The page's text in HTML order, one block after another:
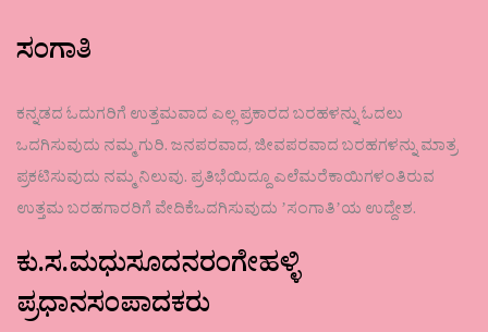
ಸಂಗಾತಿ
ಕನ್ನಡದ ಓದುಗರಿಗೆ ಉತ್ತಮವಾದ ಎಲ್ಲ ಪ್ರಕಾರದ ಬರಹಳನ್ನು ಓದಲು
ಒದಗಿಸುವುದು ನಮ್ಮ ಗುರಿ. ಜನಪರವಾದ, ಜೀವಪರವಾದ ಬರಹಗಳನ್ನು ಮಾತ್ರ
ಪ್ರಕಟಿಸುವುದು ನಮ್ಮ ನಿಲುವು. ಪ್ರತಿಭೆಯಿದ್ದೂ ಎಲೆಮರೆಕಾಯಿಗಳಂತಿರುವ
ಉತ್ತಮ ಬರಹಗಾರರಿಗೆ ವೇದಿಕೆಒದಗಿಸುವುದು ʼಸಂಗಾತಿʼಯ ಉದ್ದೇಶ.
ಕು.ಸ.ಮಧುಸೂದನರಂಗೇಹಳ್ಳಿ
ಪ್ರಧಾನಸಂಪಾದಕರು